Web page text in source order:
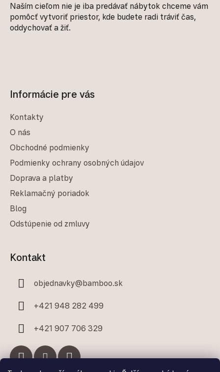
Naším cieľom nie je iba predávať nábytok chceme vám
pomôcť vytvoriť priestor, kde budete radi tráviť čas,
oddychovať a žiť.
Informácie pre vás
Kontakty
O nás
Obchodné podmienky
Podmienky ochrany osobných údajov
Doprava a platby
Reklamačný poriadok
Blog
Odstúpenie od zmluvy
Kontakt
objednavky@bamboo.sk
+421 948 282 499
+421 907 706 329